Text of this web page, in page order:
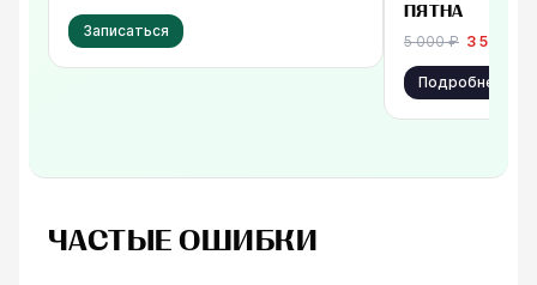
Записаться
ПЯТНА
5 000 ₽ 3 500
Подробнее
ЧАСТЫЕ ОШИБКИ